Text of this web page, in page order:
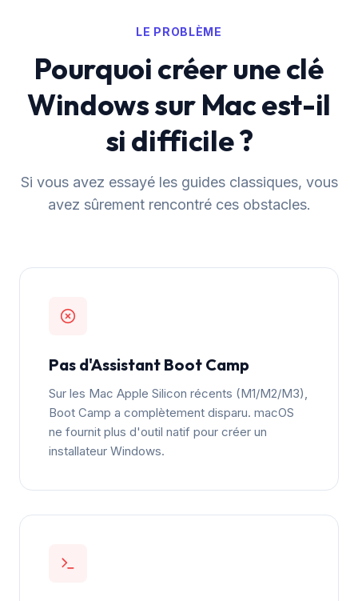
LE PROBLÈME
Pourquoi créer une clé
Windows sur Mac est-il
si difficile ?
Si vous avez essayé les guides classiques, vous
avez sûrement rencontré ces obstacles.
Pas d'Assistant Boot Camp
Sur les Mac Apple Silicon récents (M1/M2/M3),
Boot Camp a complètement disparu. macOS
ne fournit plus d'outil natif pour créer un
installateur Windows.